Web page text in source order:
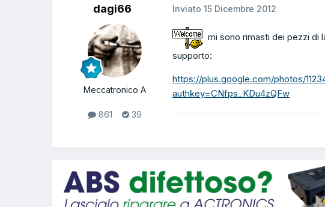
dagi66
Meccatronico A
861 39
Inviato 15 Dicembre 2012
mi sono rimasti dei pezzi di
supporto:
https://plus.google.com/photos/
authkey=CNfps_KDu4zQFw